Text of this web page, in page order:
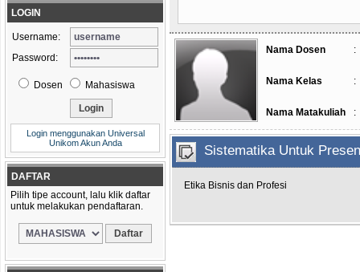
LOGIN
Username:
Password:
Dosen Mahasiswa
Login menggunakan Universal
Unikom Akun Anda
DAFTAR
Pilih tipe account, lalu klik daftar
untuk melakukan pendaftaran.
Nama Dosen :
Nama Kelas :
Nama Matakuliah :
Sistematika Untuk
Etika Bisnis dan Profesi